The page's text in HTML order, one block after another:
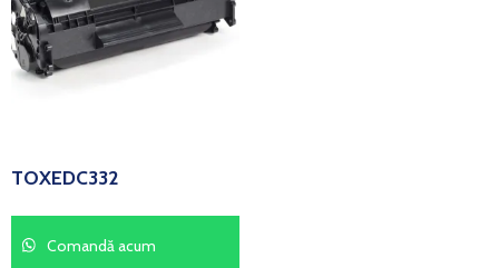
TOXEDC332
Comandă acum